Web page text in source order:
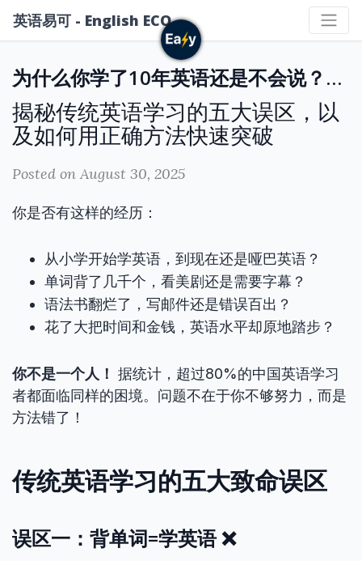
英语易可 - English ECO
为什么你学了10年英语还是不会说？英语易可给你答案
揭秘传统英语学习的五大误区，以
及如何用正确方法快速突破
Posted on August 30, 2025
你是否有这样的经历：
从小学开始学英语，到现在还是哑巴英语？
单词背了几千个，看美剧还是需要字幕？
语法书翻烂了，写邮件还是错误百出？
花了大把时间和金钱，英语水平却原地踏步？
你不是一个人！ 据统计，超过80%的中国英语学习
者都面临同样的困境。问题不在于你不够努力，而是
方法错了！
传统英语学习的五大致命误区
误区一：背单词=学英语 ❌